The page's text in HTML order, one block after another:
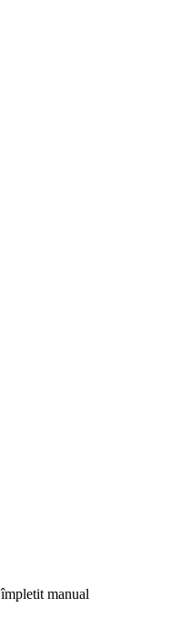
manual